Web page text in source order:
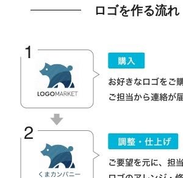
ロゴを作る流れ